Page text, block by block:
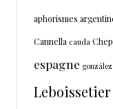
aphorismes
Cannella cauda
espagne gonzález
Leboissetier